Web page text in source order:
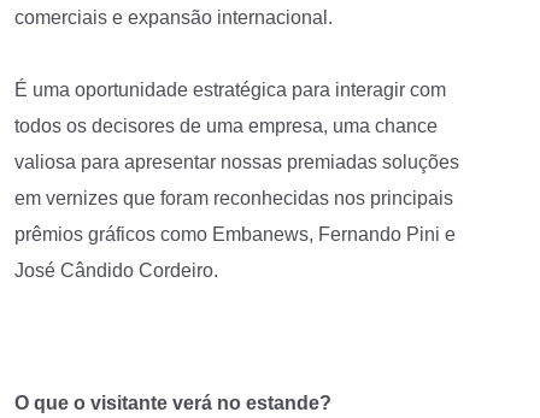
comerciais e expansão internacional.
É uma oportunidade estratégica para interagir com
todos os decisores de uma empresa, uma chance
valiosa para apresentar nossas premiadas soluções
em vernizes que foram reconhecidas nos principais
prêmios gráficos como Embanews, Fernando Pini e
José Cândido Cordeiro.
O que o visitante verá no estande?